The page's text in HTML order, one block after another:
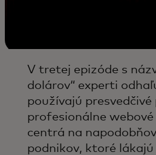
V tretej epizóde s
dolárov“ experti
používajú
profesionálne webové
centrá na
podnikov, ktoré